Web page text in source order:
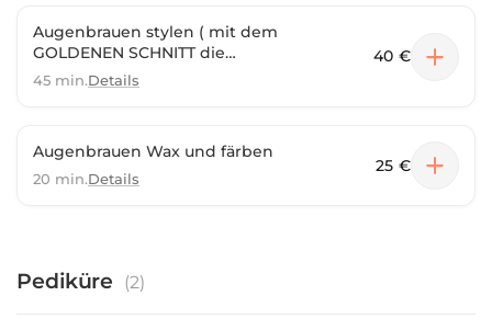
Augenbrauen stylen ( mit dem
GOLDENEN SCHNITT die
passende Form finden , waxing ),
45 min.Details
40 €
Augenbrauen Wax und färben
20 min.Details
25 €
Pediküre (2)